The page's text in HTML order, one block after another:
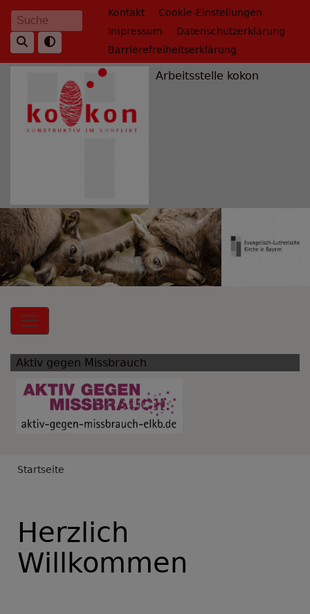
Direkt
zum
Inhalt
Suche Fußbereichsmenü
Kontakt
Cookie-Einstellungen
Impressum
Datenschutzerklärung
Barrierefreiheitserklärung
Arbeitsstelle kokon
Hauptnavigation
Aktiv gegen Missbrauch
Breadcrumb
Startseite
Herzlich
Willkommen